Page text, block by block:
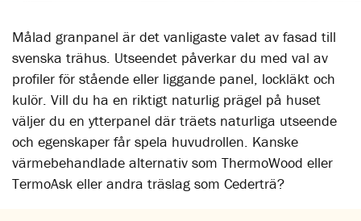
Målad granpanel är det vanligaste valet av fasad till
svenska trähus. Utseendet påverkar du med val av
profiler för stående eller liggande panel, lockläkt och
kulör. Vill du ha en riktigt naturlig prägel på huset
väljer du en ytterpanel där träets naturliga utseende
och egenskaper får spela huvudrollen. Kanske
värmebehandlade alternativ som ThermoWood eller
TermoAsk eller andra träslag som Cederträ?